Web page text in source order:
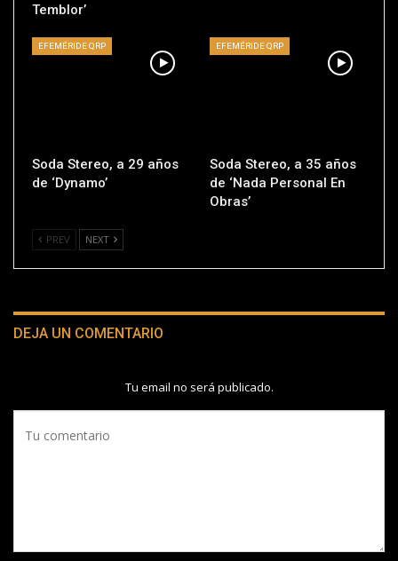
Temblor’
EFEMÉRIDE QRP
Soda Stereo, a 29 años
de ‘Dynamo’
EFEMÉRIDE QRP
Soda Stereo, a 35 años
de ‘Nada Personal En
Obras’
PREV NEXT
DEJA UN COMENTARIO
Tu email no será publicado.